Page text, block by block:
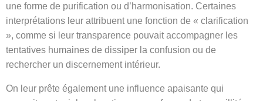
une forme de purification ou d’harmonisation. Certaines
interprétations leur attribuent une fonction de « clarification
», comme si leur transparence pouvait accompagner les
tentatives humaines de dissiper la confusion ou de
rechercher un discernement intérieur.
On leur prête également une influence apaisante qui